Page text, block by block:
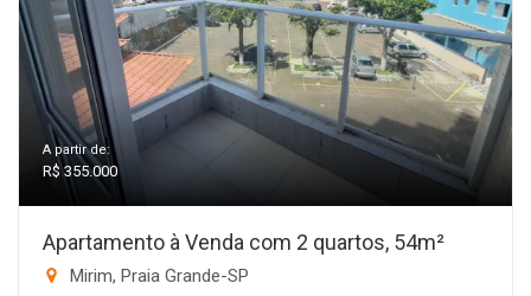
A partir de:
R$ 355.000
Apartamento à Venda com 2 quartos, 54m²
Mirim, Praia Grande-SP